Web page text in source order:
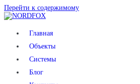
Перейти к содержимому
NORDFOXГлавная
Объекты
Системы
Блог